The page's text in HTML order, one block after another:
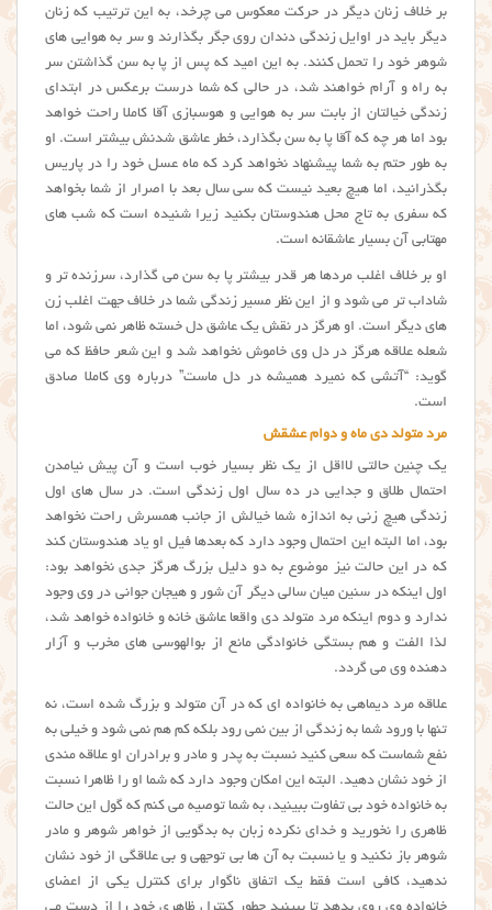
بر خلاف زنان دیگر در حرکت معکوس می چرخد، به این ترتیب که زنان
دیگر باید در اوایل زندگی دندان روی جگر بگذارند و سر به هوایی های
شوهر خود را تحمل کنند. به این امید که پس از پا به سن گذاشتن سر
به راه و آرام خواهند شد، در حالی که شما درست برعکس در ابتدای
زندگی خیالتان از بابت سر به هوایی و هوسبازی آقا کاملا راحت خواهد
بود اما هر چه که آقا پا به سن بگذارد، خطر عاشق شدنش بیشتر است. او
به طور حتم به شما پیشنهاد نخواهد کرد که ماه عسل خود را در پاریس
بگذرانید، اما هیچ بعید نیست که سی سال بعد با اصرار از شما بخواهد
که سفری به تاج محل هندوستان بکنید زیرا شنیده است که شب های
مهتابی آن بسیار عاشقانه است.
او بر خلاف اغلب مردها هر قدر بیشتر پا به سن می گذارد، سرزنده تر و
شاداب تر می شود و از این نظر مسیر زندگی شما در خلاف جهت اغلب زن
های دیگر است. او هرگز در نقش یک عاشق دل خسته ظاهر نمی شود، اما
شعله علاقه هرگز در دل وی خاموش نخواهد شد و این شعر حافظ که می
گوید: “آتشی که نمیرد همیشه در دل ماست” درباره وی کاملا صادق
است.
مرد متولد دی ماه و دوام عشقش
یک چنین حالتی لااقل از یک نظر بسیار خوب است و آن پیش نیامدن
احتمال طلاق و جدایی در ده سال اول زندگی است. در سال های اول
زندگی هیچ زنی به اندازه شما خیالش از جانب همسرش راحت نخواهد
بود، اما البته این احتمال وجود دارد که بعدها فیل او یاد هندوستان کند
که در این حالت نیز موضوع به دو دلیل بزرگ هرگز جدی نخواهد بود:
اول اینکه در سنین میان سالی دیگر آن شور و هیجان جوانی در وی وجود
ندارد و دوم اینکه مرد متولد دی واقعا عاشق خانه و خانواده خواهد شد،
لذا الفت و هم بستگی خانوادگی مانع از بوالهوسی های مخرب و آزار
دهنده وی می گردد.
علاقه مرد ديماهي به خانواده ای که در آن متولد و بزرگ شده است، نه
تنها با ورود شما به زندگی از بین نمی رود بلکه کم هم نمی شود و خیلی به
نفع شماست که سعی کنید نسبت به پدر و مادر و برادران او علاقه مندی
از خود نشان دهید. البته این امکان وجود دارد که شما او را ظاهرا نسبت
به خانواده خود بی تفاوت ببینید، به شما توصیه می کنم که گول این حالت
ظاهری را نخورید و خدای نکرده زبان به بدگویی از خواهر شوهر و مادر
شوهر باز نکنید و یا نسبت به آن ها بی توجهی و بی علاقگی از خود نشان
ندهید، کافی است فقط یک اتفاق ناگوار برای کنترل یکی از اعضای